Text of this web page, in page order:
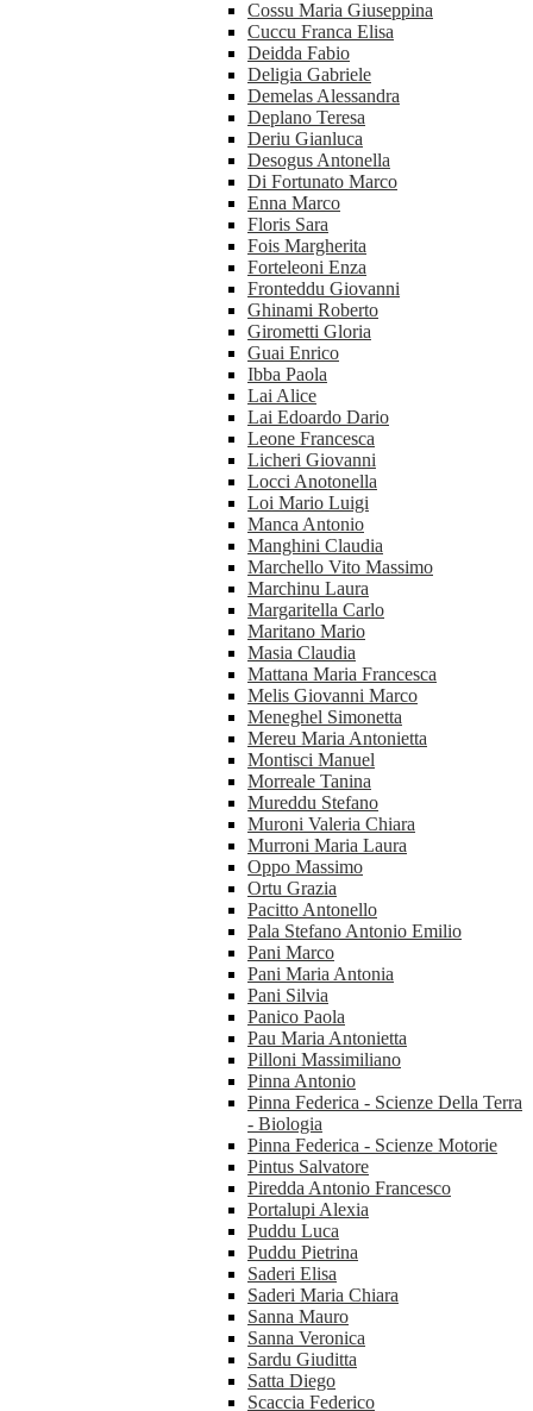
Cossu Maria Giuseppina
Cuccu Franca Elisa
Deidda Fabio
Deligia Gabriele
Demelas Alessandra
Deplano Teresa
Deriu Gianluca
Desogus Antonella
Di Fortunato Marco
Enna Marco
Floris Sara
Fois Margherita
Forteleoni Enza
Fronteddu Giovanni
Ghinami Roberto
Girometti Gloria
Guai Enrico
Ibba Paola
Lai Alice
Lai Edoardo Dario
Leone Francesca
Licheri Giovanni
Locci Anotonella
Loi Mario Luigi
Manca Antonio
Manghini Claudia
Marchello Vito Massimo
Marchinu Laura
Margaritella Carlo
Maritano Mario
Masia Claudia
Mattana Maria Francesca
Melis Giovanni Marco
Meneghel Simonetta
Mereu Maria Antonietta
Montisci Manuel
Morreale Tanina
Mureddu Stefano
Muroni Valeria Chiara
Murroni Maria Laura
Oppo Massimo
Ortu Grazia
Pacitto Antonello
Pala Stefano Antonio Emilio
Pani Marco
Pani Maria Antonia
Pani Silvia
Panico Paola
Pau Maria Antonietta
Pilloni Massimiliano
Pinna Antonio
Pinna Federica - Scienze Della Terra
- Biologia
Pinna Federica - Scienze Motorie
Pintus Salvatore
Piredda Antonio Francesco
Portalupi Alexia
Puddu Luca
Puddu Pietrina
Saderi Elisa
Saderi Maria Chiara
Sanna Mauro
Sanna Veronica
Sardu Giuditta
Satta Diego
Scaccia Federico